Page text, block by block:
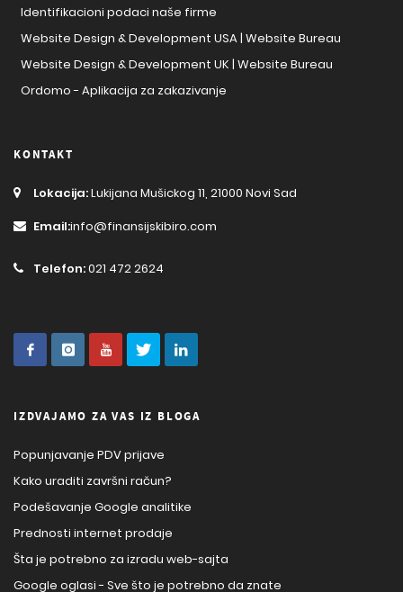
Identifikacioni podaci naše firme
Website Design & Development USA | Website Bureau
Website Design & Development UK | Website Bureau
Ordomo - Aplikacija za zakazivanje
KONTAKT
Lokacija:Lukijana Mušickog 11, 21000 Novi Sad
Email:info@finansijskibiro.com
Telefon:021 472 2624
IZDVAJAMO ZA VAS IZ BLOGA
Popunjavanje PDV prijave
Kako uraditi završni račun?
Podešavanje Google analitike
Prednosti internet prodaje
Šta je potrebno za izradu web-sajta
Google oglasi - Sve što je potrebno da znate